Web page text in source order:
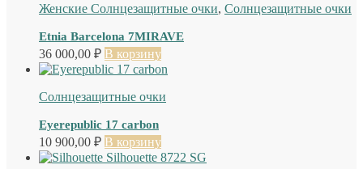
Женские Солнцезащитные очки, Солнцезащитные очки
Etnia Barcelona 7MIRAVE
36 000,00 ₽ В корзину
Солнцезащитные очки
Eyerepublic 17 carbon
10 900,00 ₽ В корзину